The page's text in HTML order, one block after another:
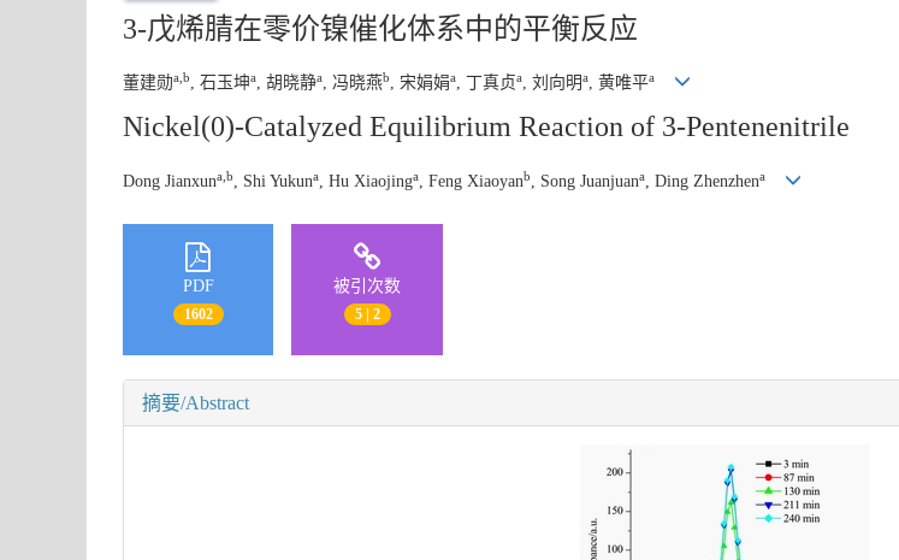
3-戊烯腈在零价镍催化体系中的平衡反应
董建勋a,b, 石玉坤a, 胡晓静a, 冯晓燕b, 宋娟娟a, 丁真贞a, 刘向明a, 黄唯平a
Nickel(0)-Catalyzed Equilibrium Reaction of 3-Pentenenitrile
Dong Jianxuna,b , Shi Yukuna , Hu Xiaojinga , Feng Xiaoyanb , Song Juanjuana , Ding Zhenzhena
PDF
1602
被引次数
5 | 2
摘要/Abstract